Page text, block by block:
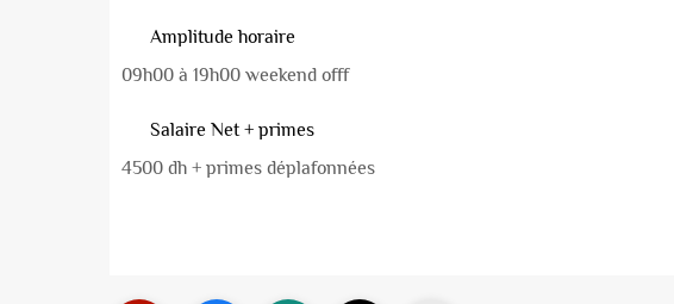
Amplitude horaire
09h00 à 19h00 weekend offf
Salaire Net + primes
4500 dh + primes déplafonnées